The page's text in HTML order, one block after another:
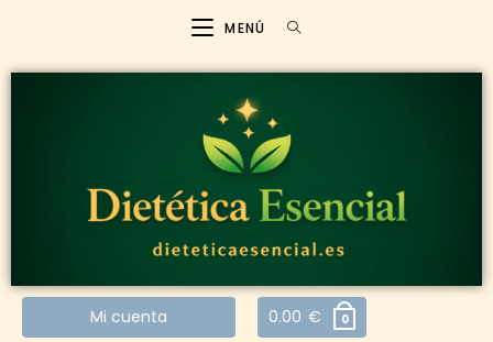
MENÚ
Mi cuenta 0.00 € 0